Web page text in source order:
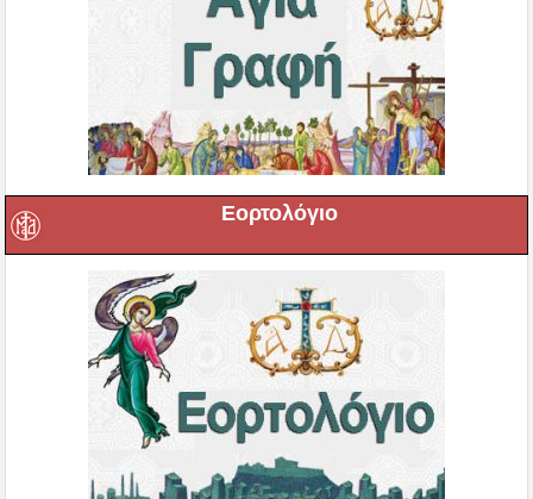
Εορτολόγιο